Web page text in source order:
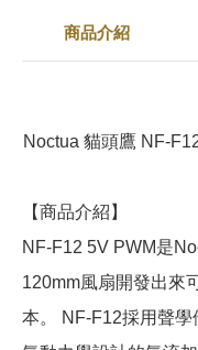
商品介紹
Noctua 貓頭鷹 NF-
【商品介紹】
NF-F12 5V PWM是
120mm風扇開發出來
本。 NF-F12採用聲